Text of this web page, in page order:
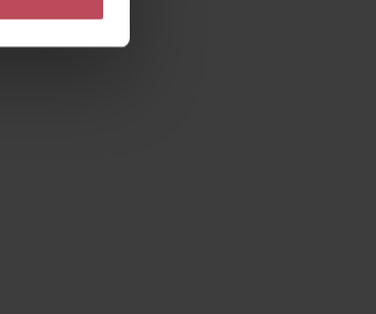
zu erhöhen oder zu reduzieren.
um die Anzahl zu